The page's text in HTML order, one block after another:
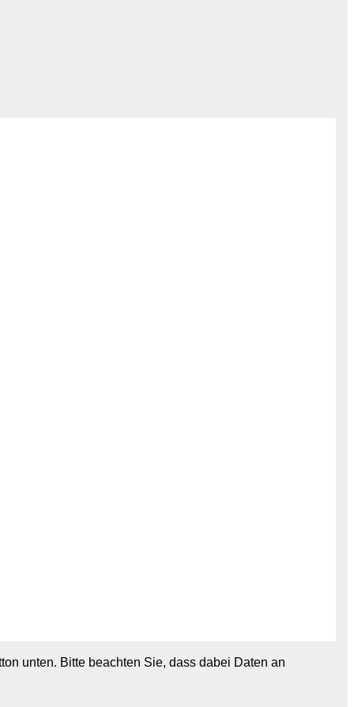
unten. Bitte beachten Sie, dass dabei Daten an